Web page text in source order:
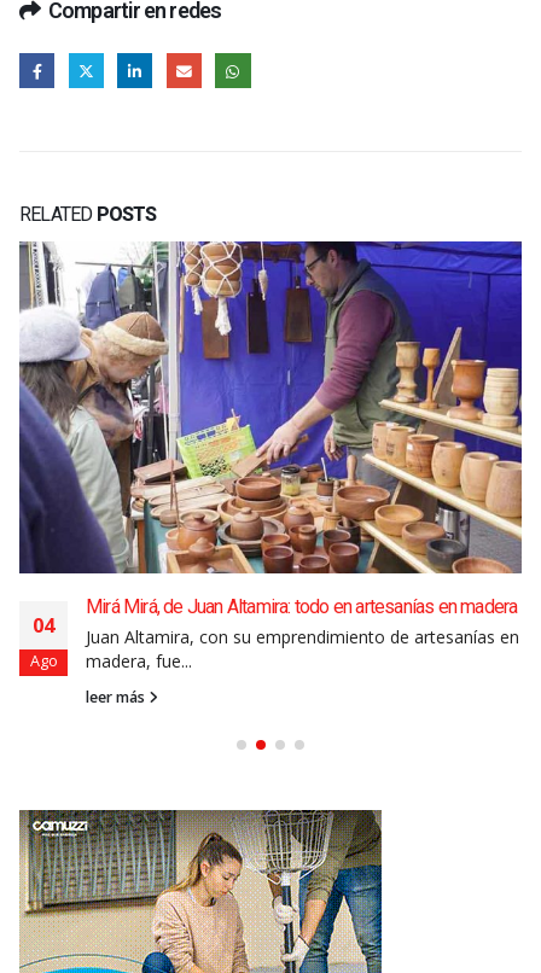
Compartir en redes
RELATED POSTS
04
Ago
Mirá Mirá, de Juan Altamira: todo en artesanías en madera
Juan Altamira, con su emprendimiento de artesanías en
madera, fue...
leer más